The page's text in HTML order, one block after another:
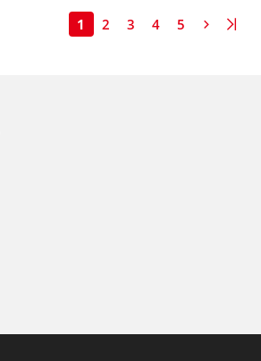
1 2 3 4 5